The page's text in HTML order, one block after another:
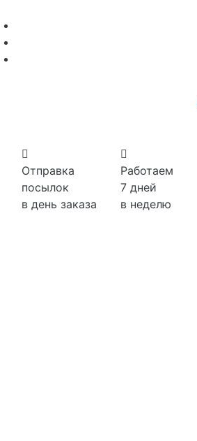
Отправка
посылок
в день заказа
Работаем
7 дней
в неделю